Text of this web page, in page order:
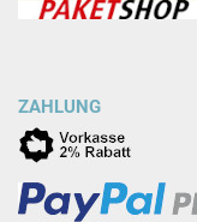
ZAHLUNG